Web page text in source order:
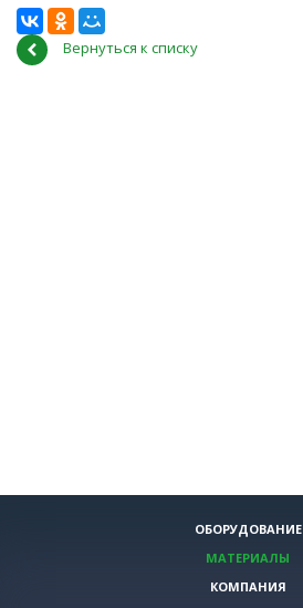
Вернуться к списку
ОБОРУДОВАНИЕ
МАТЕРИАЛЫ
КОМПАНИЯ